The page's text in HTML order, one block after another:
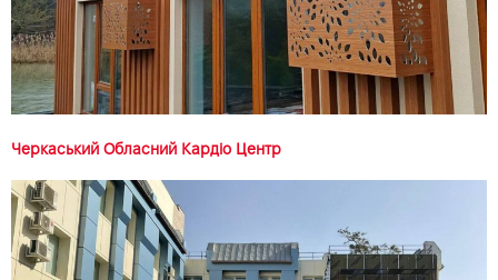
Черкаський Обласний Кардіо Центр